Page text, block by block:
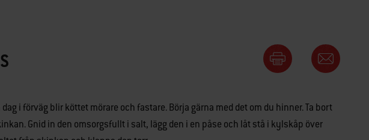
i förväg blir köttet mörare och fastare. Börja gärna med det om du hinner. Ta bort
Gnid in den omsorgsfullt i salt, lägg den i en påse och låt stå i kylskåp över